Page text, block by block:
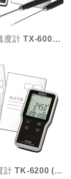
集錄功能溫度計 TX-600N (防水)
熱電偶溫度計 TK-6200 (防水)